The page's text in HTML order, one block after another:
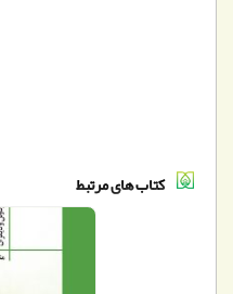
کتاب های مرتبط